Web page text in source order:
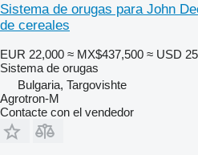
Sistema de orugas para John
de cereales
EUR 22,000 ≈ MX$437,500 ≈ USD
Sistema de orugas
Bulgaria, Targovishte
Agrotron-M
Contacte con el vendedor